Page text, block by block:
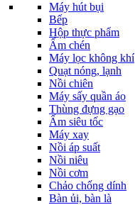
Máy hút bụi
Bếp
Hộp thực phẩm
Ấm chén
Máy lọc không khí
Quạt nóng, lạnh
Nồi chiên
Máy sấy quần áo
Thùng đựng gạo
Ấm siêu tốc
Máy xay
Nồi áp suất
Nồi niêu
Nồi cơm
Chảo chống dính
Bàn ủi, bàn là